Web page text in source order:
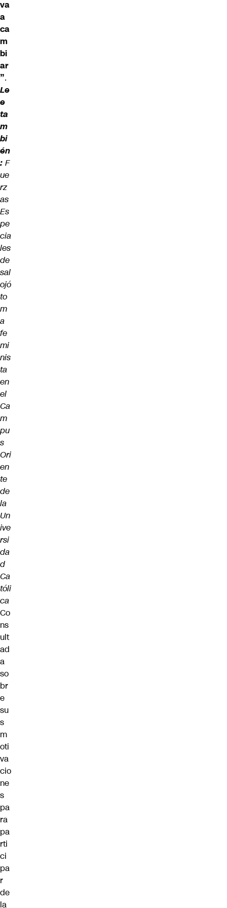
va
a
ca
m
bi
ar
”.
Le
e
ta
m
bi
én
: F
ue
rz
as
Es
pe
cia
les
de
sal
ojó
to
m
a
fe
mi
nis
ta
en
el
Ca
m
pu
s
Ori
en
te
de
la
Un
ive
rsi
da
d
Ca
tóli
ca
Co
ns
ult
ad
a
so
br
e
su
s
m
oti
va
cio
ne
s
pa
ra
pa
rti
ci
pa
r
de
la